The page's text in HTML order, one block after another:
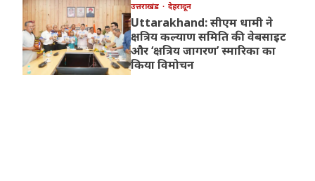
उत्तराखंड देहरादून
Uttarakhand: सीएम धामी ने
क्षत्रिय कल्याण समिति की वेबसाइट
और ‘क्षत्रिय जागरण’ स्मारिका का
किया विमोचन